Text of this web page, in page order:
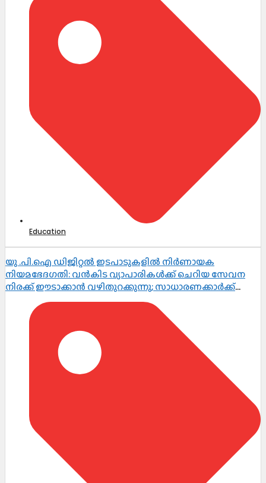
Education
യു .പി.ഐ ഡിജിറ്റൽ ഇടപാടുകളിൽ നിർണായക
നിയമഭേദഗതി: വൻകിട വ്യാപാരികൾക്ക് ചെറിയ സേവന
നിരക്ക് ഈടാക്കാൻ വഴിതുറക്കുന്നു; സാധാരണക്കാർക്ക്
പണമിടപാടുകൾ തുടർന്നും സൗജന്യം